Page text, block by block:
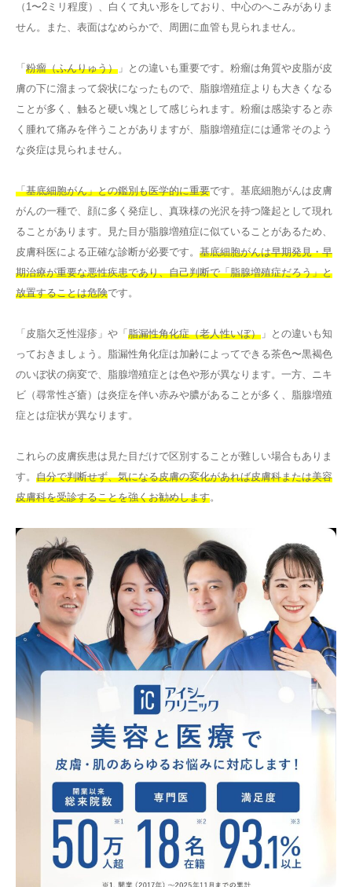
（1〜2ミリ程度）、白くて丸い形をしており、中心のへこみがありま
せん。また、表面はなめらかで、周囲に血管も見られません。
「 粉瘤（ふんりゅう） 」との違いも重要です。粉瘤は角質や皮脂が皮
膚の下に溜まって袋状になったもので、脂腺増殖症よりも大きくなる
ことが多く、触ると硬い塊として感じられます。粉瘤は感染すると赤
く腫れて痛みを伴うことがありますが、脂腺増殖症には通常そのよう
な炎症は見られません。
「基底細胞がん」との鑑別も医学的に重要です。基底細胞がんは皮膚
がんの一種で、顔に多く発症し、真珠様の光沢を持つ隆起として現れ
ることがあります。見た目が脂腺増殖症に似ていることがあるため、
皮膚科医による正確な診断が必要です。 基底細胞がんは早期発見・早
期治療が重要な悪性疾患であり、自己判断で「脂腺増殖症だろう」と
放置することは危険です。
「皮脂欠乏性湿疹」や「 脂漏性角化症（老人性いぼ） 」との違いも知
っておきましょう。脂漏性角化症は加齢によってできる茶色〜黒褐色
のいぼ状の病変で、脂腺増殖症とは色や形が異なります。一方、ニキ
ビ（尋常性ざ瘡）は炎症を伴い赤みや膿があることが多く、脂腺増殖
症とは症状が異なります。
これらの皮膚疾患は見た目だけで区別することが難しい場合もありま
す。 自分で判断せず、気になる皮膚の変化があれば皮膚科または美容
皮膚科を受診することを強くお勧めします。